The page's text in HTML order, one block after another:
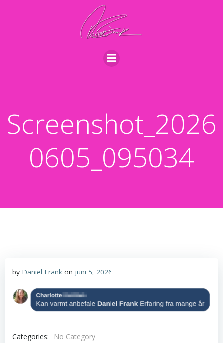
til
indhold
Screenshot_2026
0605_095034
by Daniel Frank on juni 5, 2026
Categories:
No Category